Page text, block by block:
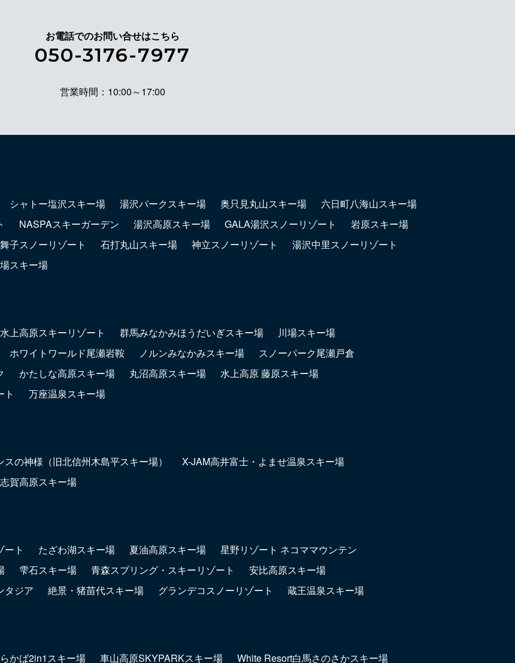
お電話でのお問い合せはこちら
050-3176-7977
営業時間：10:00～17:00
シャトー塩沢スキー場 湯沢パークスキー場 奥只見丸山スキー場
六日町八海山スキー場
NASPAスキーガーデン 湯沢高原スキー場 GALA湯沢スノーリゾート
岩原スキー場
舞子スノーリゾート 石打丸山スキー場 神立スノーリゾート
湯沢中里スノーリゾート
スキー場
水上高原スキーリゾート 群馬みなかみほうだいぎスキー場
川場スキー場
ホワイトワールド尾瀬岩鞍 ノルンみなかみスキー場
スノーパーク尾瀬戸倉
かたしな高原スキー場 丸沼高原スキー場
水上高原 藤原スキー場
ト
万座温泉スキー場
の神様（旧北信州木島平スキー場）
X-JAM高井富士・よませ温泉スキー場
志賀高原スキー場
ート たざわ湖スキー場 夏油高原スキー場
星野リゾート ネコママウンテン
雫石スキー場 青森スプリング・スキーリゾート
安比高原スキー場
タジア
絶景・猪苗代スキー場 グランデコスノーリゾート 蔵王温泉スキー場
かば2in1スキー場 車山高原SKYPARKスキー場 White Resort白馬さのさかスキー場